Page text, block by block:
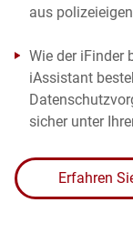
aus
Wie der iFinder
iAssistant
sicher unter
Erfahren